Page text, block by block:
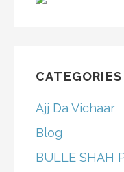
CATEGORIES
Ajj Da Vichaar
Blog
BULLE SHAH